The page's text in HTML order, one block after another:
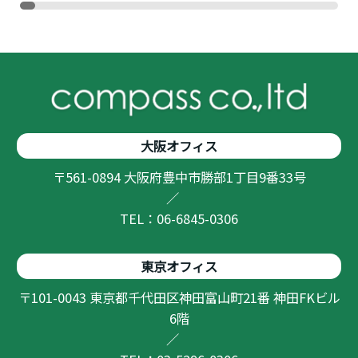
大阪オフィス
〒561-0894 大阪府豊中市勝部1丁目9番33号
／
TEL：06-6845-0306
東京オフィス
〒101-0043 東京都千代田区神田富山町21番 神田FKビル
6階
／